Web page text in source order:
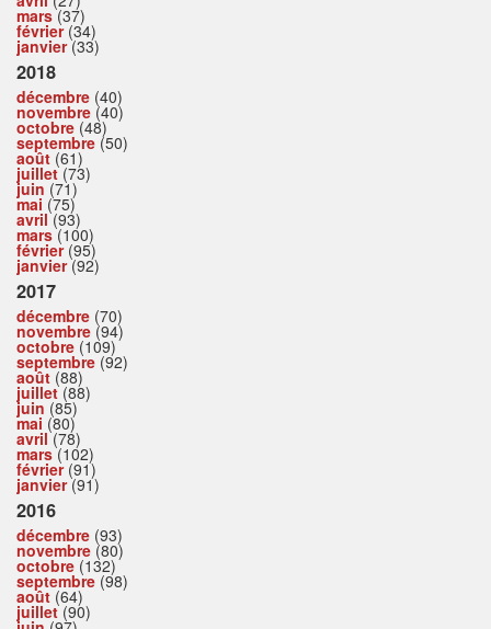
mars(37)
février(34)
janvier(33)
2018
décembre (40)
novembre (40)
octobre (48)
septembre (50)
août (61)
juillet(73)
juin (71)
mai (75)
avril(93)
mars(100)
février(95)
janvier(92)
2017
décembre (70)
novembre (94)
octobre (109)
septembre (92)
août (88)
juillet(88)
juin (85)
mai (80)
avril(78)
mars(102)
février(91)
janvier(91)
2016
décembre (93)
novembre (80)
octobre (132)
septembre (98)
août (64)
juillet(90)